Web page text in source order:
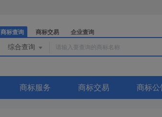
商标查询 商标交易 企业查询
综合查询
商标服务 商标交易 商标公